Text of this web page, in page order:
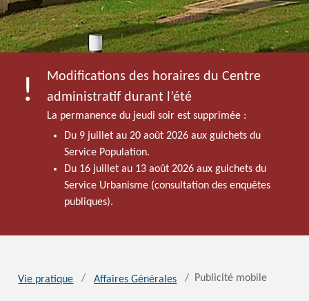
Modifications des horaires du Centre
administratif durant l’été
La permanence du jeudi soir est supprimée :
Du 9 juillet au 20 août 2026 aux guichets du
Service Population.
Du 16 juillet au 13 août 2026 aux guichets du
Service Urbanisme (consultation des enquêtes
publiques).
Vie pratique Affaires Générales Publicité mobile